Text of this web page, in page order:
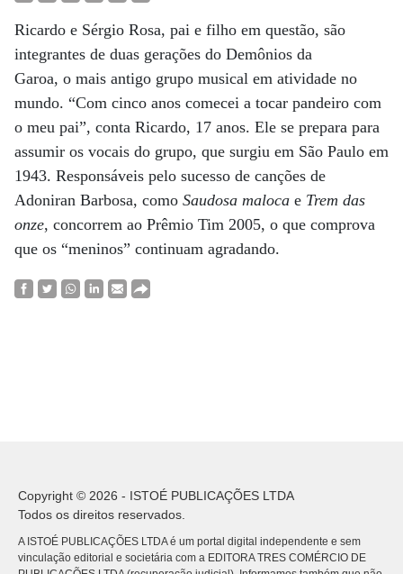
Ricardo e Sérgio Rosa, pai e filho em questão, são
integrantes de duas gerações do Demônios da
Garoa, o mais antigo grupo musical em atividade no
mundo. “Com cinco anos comecei a tocar pandeiro com
o meu pai”, conta Ricardo, 17 anos. Ele se prepara para
assumir os vocais do grupo, que surgiu em São Paulo em
1943. Responsáveis pelo sucesso de canções de
Adoniran Barbosa, como Saudosa maloca e Trem das
onze, concorrem ao Prêmio Tim 2005, o que comprova
que os “meninos” continuam agradando.
Copyright © 2026 - ISTOÉ PUBLICAÇÕES LTDA
Todos os direitos reservados.
A ISTOÉ PUBLICAÇÕES LTDA é um portal digital independente e sem
vinculação editorial e societária com a EDITORA TRES COMÉRCIO DE